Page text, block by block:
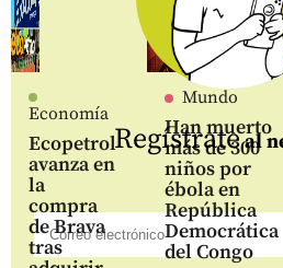
Economía
Ecopetrol
avanza en
la
compra
de Brava
tras
Mundo
Han muerto
más de 300
niños por
ébola en
República
Democrática
del Congo
Regístrateal